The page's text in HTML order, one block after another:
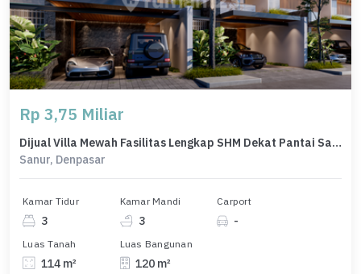
Rp 3,75 Miliar
Dijual Villa Mewah Fasilitas Lengkap SHM Dekat Pantai Sanur Bali
Sanur, Denpasar
Kamar Tidur
3
Kamar Mandi
3
Carport
-
Luas Tanah
114 m²
Luas Bangunan
120 m²